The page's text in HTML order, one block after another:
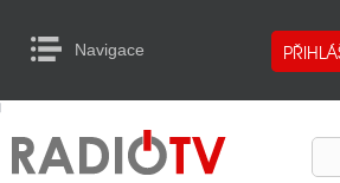
Navigace
RADIA
to Content